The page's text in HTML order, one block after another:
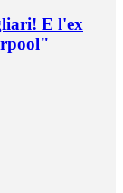
E l'ex